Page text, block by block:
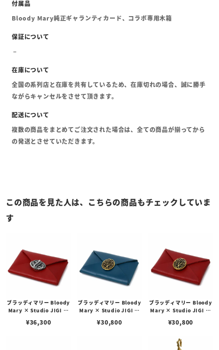
Bloody Mary純正ギャランティカード、コラボ専用木箱
全国の系列店と在庫を共有しているため、在庫切れの場合、誠に勝手
ながらキャンセルをさせて頂きます。
複数の商品をまとめてご注文された場合は、全ての商品が揃ってから
の発送とさせていただきます。
この商品を見た人は、こちらの商品もチェックしていま
す
ブラッディマリー Bloody
Mary × Studio JIGI ジ
ー レッド
¥36,300
ブラッディマリー Bloody
Mary × Studio JIGI ジ
ザー ブルー
¥30,800
ブラッディマリー Bloody
Mary × Studio JIGI ジ
ザー レッド
¥30,800